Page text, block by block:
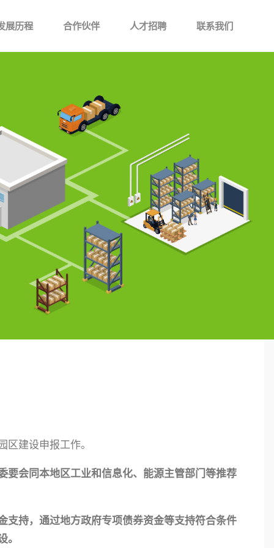
展历程 合作伙伴 人才招聘 联系我们
建设申报工作。
要会同本地区工业和信息化、能源主管部门等推荐
支持，通过地方政府专项债券资金等支持符合条件
。